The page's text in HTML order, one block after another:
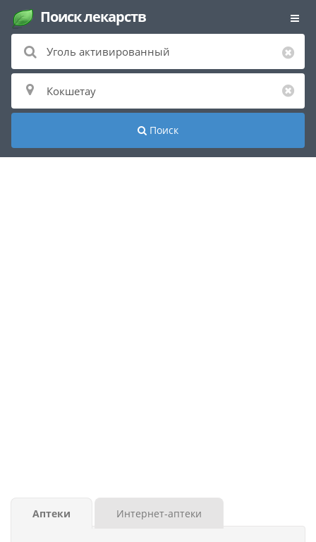
Поиск лекарств
Поиск
Аптеки Интернет-аптеки